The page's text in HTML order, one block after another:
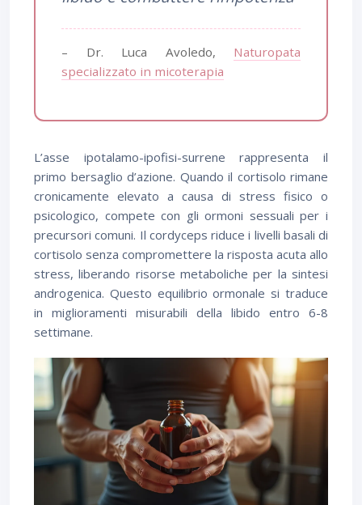
– Dr. Luca Avoledo, Naturopata
specializzato in micoterapia
L’asse ipotalamo-ipofisi-surrene rappresenta il
primo bersaglio d’azione. Quando il cortisolo rimane
cronicamente elevato a causa di stress fisico o
psicologico, compete con gli ormoni sessuali per i
precursori comuni. Il cordyceps riduce i livelli basali di
cortisolo senza compromettere la risposta acuta allo
stress, liberando risorse metaboliche per la sintesi
androgenica. Questo equilibrio ormonale si traduce
in miglioramenti misurabili della libido entro 6-8
settimane.